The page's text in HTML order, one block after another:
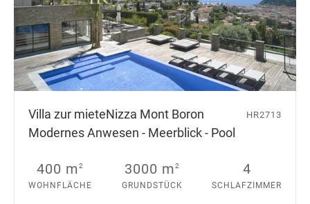
Villa zur mieteNizza Mont Boron
Modernes Anwesen - Meerblick - Pool
HR2713
400 m2
WOHNFLÄCHE
3000 m2
GRUNDSTÜCK
4
SCHLAFZIMMER